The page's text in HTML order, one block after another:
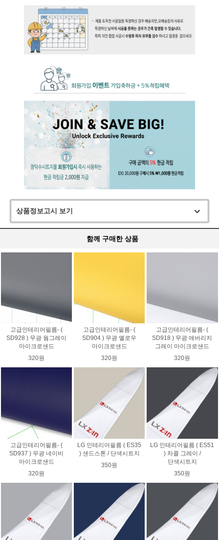
상품정보고시 보기
함께 구매한 상품
고급인테리어필름- (
SD928 ) 무광 웜그레이
마이크로샌드
320원
고급인테리어필름- (
SD904 ) 무광 옐로우
마이크로샌드
320원
고급인테리어필름- (
SD918 ) 무광 애버리지
그레이 마이크로샌드
320원
고급인테리어필름- (
SD937 ) 무광 네이비
마이크로샌드
320원
LG 인테리어필름 ( ES35
) 샌드스톤 / 단색시트지
350원
LG 인테리어필름 ( ES51
) 차콜 그레이 /
단색시트지
350원